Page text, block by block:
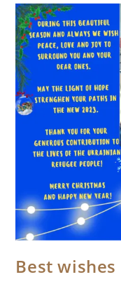
A
20
De
Ani
De
La
Best